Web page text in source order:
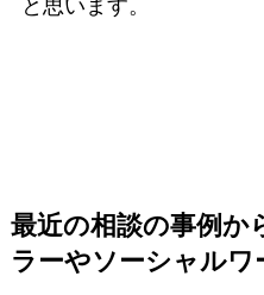
と思います。
最近の相談の事例
ラーやソーシャルワ